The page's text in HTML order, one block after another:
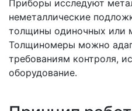
Приборы исследуют
неметаллические
толщины одиночных или
Толщиномеры можно
требованиям контроля,
оборудование.